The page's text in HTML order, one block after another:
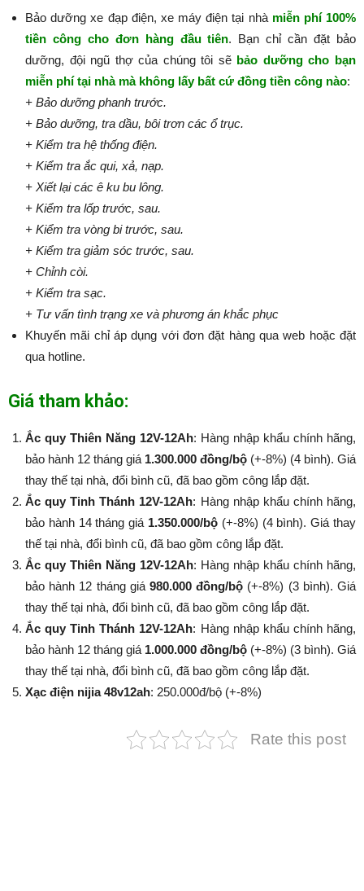
Bảo dưỡng xe đạp điện, xe máy điện tại nhà miễn phí 100%
tiền công cho đơn hàng đầu tiên. Bạn chỉ cần đặt bảo
dưỡng, đội ngũ thợ của chúng tôi sẽ bảo dưỡng cho bạn
miễn phí tại nhà mà không lấy bất cứ đồng tiền công nào:​​​​​
+ Bảo dưỡng phanh trước.
+ Bảo dưỡng, tra dầu, bôi trơn các ổ trục.
+ Kiểm tra hệ thống điện.
+ Kiểm tra ắc qui, xả, nạp.
+ Xiết lại các ê ku bu lông.
+ Kiểm tra lốp trước, sau.
+ Kiểm tra vòng bi trước, sau.
+ Kiểm tra giảm sóc trước, sau.
+ Chỉnh còi.
+ Kiểm tra sạc.
+ Tư vấn tình trạng xe và phương án khắc phục
Khuyến mãi chỉ áp dụng với đơn đặt hàng qua web hoặc đặt
qua hotline.
Giá tham khảo:
Ắc quy Thiên Năng 12V-12Ah: Hàng nhập khẩu chính hãng,
bảo hành 12 tháng giá 1.300.000 đồng/bộ (+-8%) (4 bình). Giá
thay thế tại nhà, đổi bình cũ, đã bao gồm công lắp đặt.
Ắc quy Tinh Thánh 12V-12Ah: Hàng nhập khẩu chính hãng,
bảo hành 14 tháng giá 1.350.000/bộ (+-8%​​​​​​​) (4 bình). Giá thay
thế tại nhà, đổi bình cũ, đã bao gồm công lắp đặt.
Ắc quy Thiên Năng 12V-12Ah: Hàng nhập khẩu chính hãng,
bảo hành 12 tháng giá 980.000 đồng/bộ (+-8%​​​​​​​) (3 bình). Giá
thay thế tại nhà, đổi bình cũ, đã bao gồm công lắp đặt.
Ắc quy Tinh Thánh 12V-12Ah: Hàng nhập khẩu chính hãng,
bảo hành 12 tháng giá 1.000.000 đồng/bộ (+-8%​​​​​​​) (3 bình). Giá
thay thế tại nhà, đổi bình cũ, đã bao gồm công lắp đặt.
Xạc điện nijia 48v12ah: 250.000đ/bộ (+-8%​​​​​​​)
Rate this post